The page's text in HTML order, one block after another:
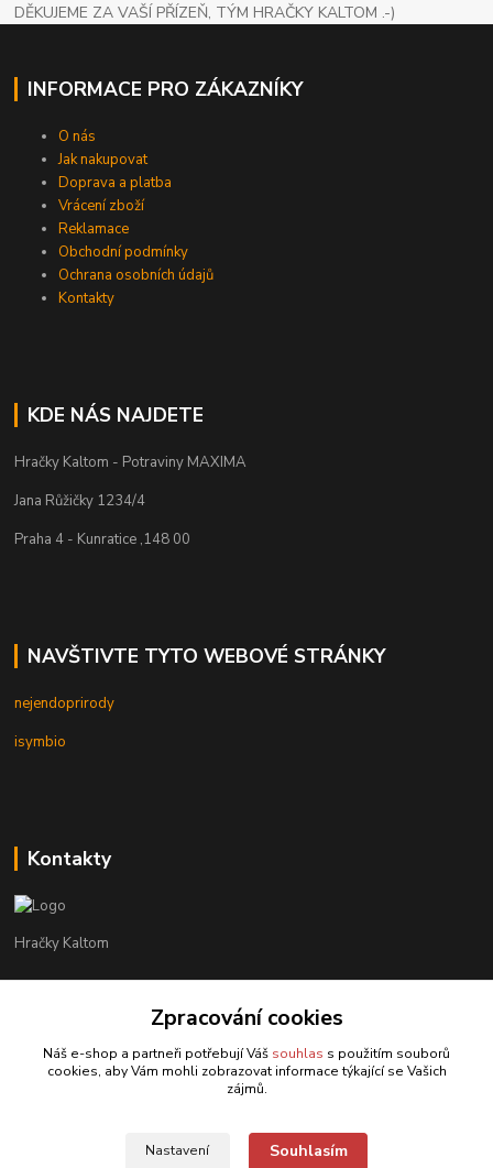
DĚKUJEME ZA VAŠÍ PŘÍZEŇ, TÝM HRAČKY KALTOM .-)
INFORMACE PRO ZÁKAZNÍKY
O nás
Jak nakupovat
Doprava a platba
Vrácení zboží
Reklamace
Obchodní podmínky
Ochrana osobních údajů
Kontakty
KDE NÁS NAJDETE
Hračky Kaltom - Potraviny MAXIMA
Jana Růžičky 1234/4
Praha 4 - Kunratice ,148 00
NAVŠTIVTE TYTO WEBOVÉ STRÁNKY
nejendoprirody
isymbio
Kontakty
Hračky Kaltom
+420 777 538 008
hrackykaltom@gmail.com
Zpracování cookies
Náš e-shop a partneři potřebují Váš souhlas s použitím souborů
cookies, aby Vám mohli zobrazovat informace týkající se Vašich
zájmů.
Nastavení Souhlasím